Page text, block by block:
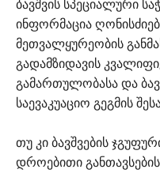
ბავშვის სპეციალური
ინფორმაცია
მეთვალყურეობის
გადამზიდავის
გამართულობასა და
საევაკუაციო გეგმის
თუ კი ბავშვების
დროებითი